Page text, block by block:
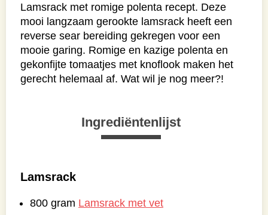
Lamsrack met romige polenta recept. Deze
mooi langzaam gerookte lamsrack heeft een
reverse sear bereiding gekregen voor een
mooie garing. Romige en kazige polenta en
gekonfijte tomaatjes met knoflook maken het
gerecht helemaal af. Wat wil je nog meer?!
Ingrediëntenlijst
Lamsrack
800 gram Lamsrack met vet